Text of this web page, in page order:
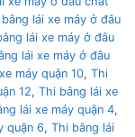
lái xe máy ở đâu
lái xe máy ở đâu
lái xe máy ở đâu
máy quận 10, Thi
12, Thi bằng lái xe
lái xe máy quận 4,
quận 6, Thi bằng lái